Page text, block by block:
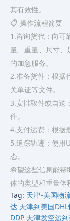
其有效性。
📋 操作流程简要
1.咨询货代：向可
量、重量、尺寸、
的加急服务。
2.准备货件：根据
关单证等文件。
3.安排取件或自送
件。
4.支付运费：根据
5.追踪轨迹：使用
态。
希望这些信息能帮
体的类型和重量体
Tag: 天津-美国物
达 天津到美国
DDP 天津发空运